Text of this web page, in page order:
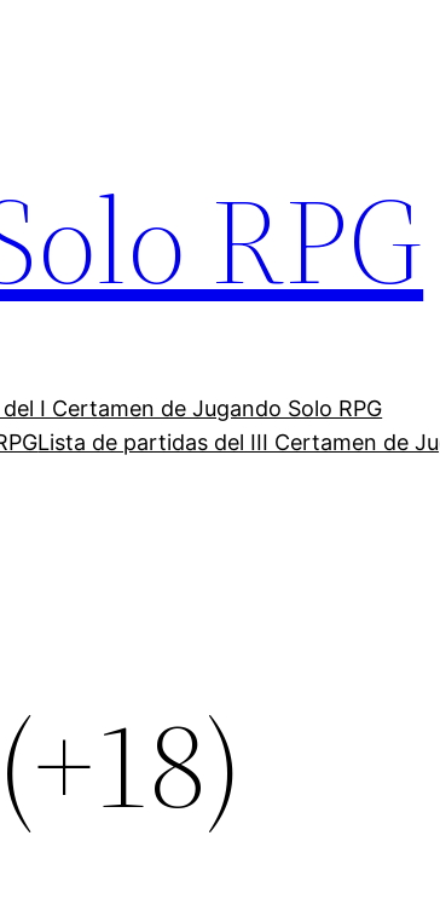
RPG
I Certamen de Jugando Solo RPG
Lista de partidas del III Certamen de